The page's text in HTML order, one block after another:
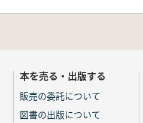
本を売る・出版する
販売の委託について
図書の出版について